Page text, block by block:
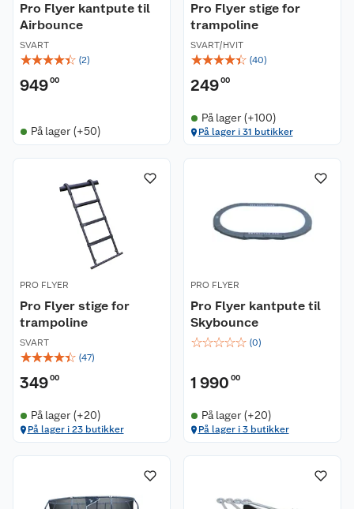
Pro Flyer kantpute til
Airbounce
SVART
☆☆☆☆☆ (2)
94900
På lager (+50)
Pro Flyer stige for
trampoline
SVART/HVIT
☆☆☆☆☆ (40)
24900
På lager (+100)
På lager i 31 butikker
PRO FLYER
Pro Flyer stige for
trampoline
SVART
☆☆☆☆☆ (47)
34900
På lager (+20)
På lager i 23 butikker
PRO FLYER
Pro Flyer kantpute til
Skybounce
☆☆☆☆☆ (0)
1 990 00
På lager (+20)
På lager i 3 butikker